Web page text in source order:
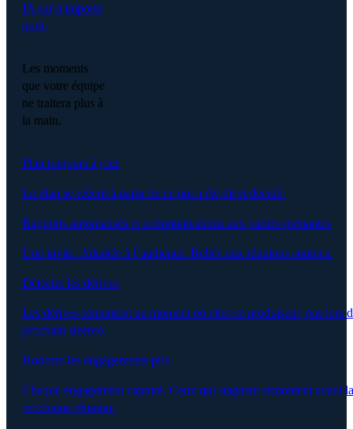
IA sur n'importe
quoi.
Les moments
que votre équipe
ne traitera plus à
la main.
Plan toujours à jour
Le plan se réécrit à partir de ce qui a été dit et décidé.
Rapports automatisés et communications aux parties prenantes
Une invite. Adaptée à l’audience. Reliée aux réunions sources.
Détecter les dérives
Les dérives remontent au moment où elles se produisent, pas lors
prochain steerco.
Honorer les engagements pris
Chaque engagement capturé. Ceux qui stagnent remontent avant la
prochaine réunion.